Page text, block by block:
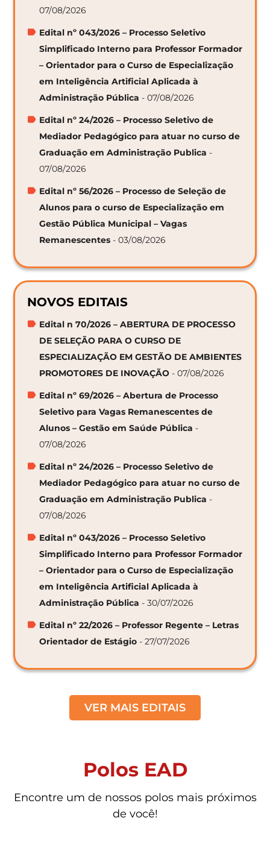
07/08/2026
Edital nº 043/2026 – Processo Seletivo
Simplificado Interno para Professor Formador
– Orientador para o Curso de Especialização
em Inteligência Artificial Aplicada à
Administração Pública - 07/08/2026
Edital nº 24/2026 – Processo Seletivo de
Mediador Pedagógico para atuar no curso de
Graduação em Administração Publica -
07/08/2026
Edital nº 56/2026 – Processo de Seleção de
Alunos para o curso de Especialização em
Gestão Pública Municipal – Vagas
Remanescentes - 03/08/2026
NOVOS EDITAIS
Edital n 70/2026 – ABERTURA DE PROCESSO
DE SELEÇÃO PARA O CURSO DE
ESPECIALIZAÇÃO EM GESTÃO DE AMBIENTES
PROMOTORES DE INOVAÇÃO - 07/08/2026
Edital nº 69/2026 – Abertura de Processo
Seletivo para Vagas Remanescentes de
Alunos – Gestão em Saúde Pública -
07/08/2026
Edital nº 24/2026 – Processo Seletivo de
Mediador Pedagógico para atuar no curso de
Graduação em Administração Publica -
07/08/2026
Edital nº 043/2026 – Processo Seletivo
Simplificado Interno para Professor Formador
– Orientador para o Curso de Especialização
em Inteligência Artificial Aplicada à
Administração Pública - 30/07/2026
Edital nº 22/2026 – Professor Regente – Letras
Orientador de Estágio - 27/07/2026
VER MAIS EDITAIS
Polos EAD
Encontre um de nossos polos mais próximos
de você!